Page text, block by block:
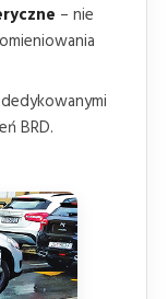
– nie
BRD.